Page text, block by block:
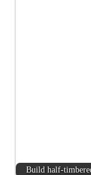
Build half-